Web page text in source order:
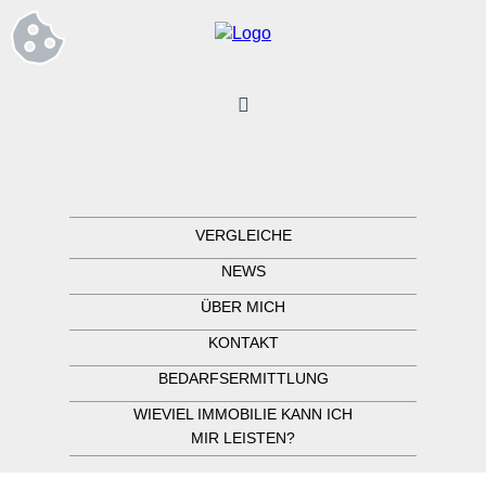
VERGLEICHE
NEWS
ÜBER MICH
KONTAKT
BEDARFSERMITTLUNG
WIEVIEL IMMOBILIE KANN ICH
MIR LEISTEN?